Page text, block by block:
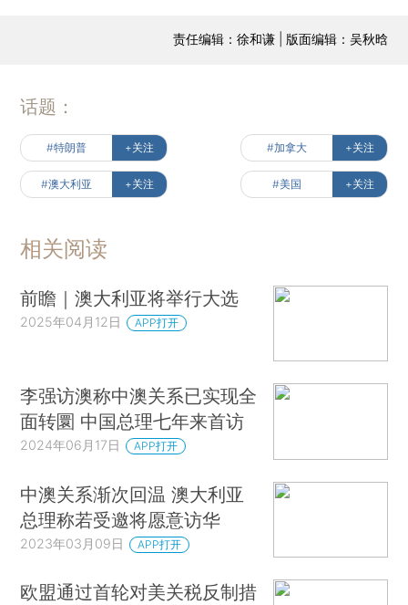
责任编辑：徐和谦 | 版面编辑：吴秋晗
话题：
#特朗普 +关注 #加拿大 +关注
#澳大利亚 +关注 #美国 +关注
相关阅读
前瞻｜澳大利亚将举行大选
2025年04月12日 APP打开
李强访澳称中澳关系已实现全
面转圜 中国总理七年来首访
2024年06月17日 APP打开
中澳关系渐次回温 澳大利亚
总理称若受邀将愿意访华
2023年03月09日 APP打开
欧盟通过首轮对美关税反制措